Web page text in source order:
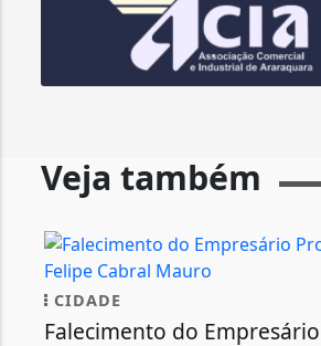
Veja também
CIDADE
Falecimento do